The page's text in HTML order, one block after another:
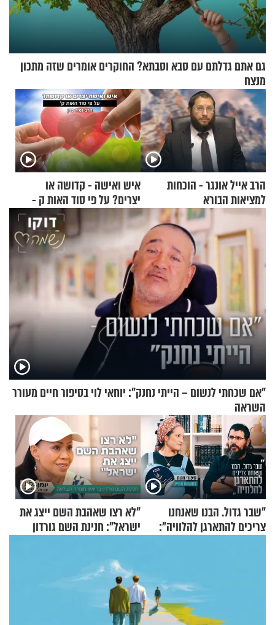
גם אתם גדלתם עם סבא וסבתא? החוקרים אומרים שזה מתכון
מנצח
הרב אייל אונגר - הוכחות
למציאות הבורא
איש ואישה - קדושה או
יצרים? על פי סוד האות ק -
הרב זמיר כהן
"אם שכחתי לנשום – הייתי נחנק": יוחאי לוי בסיפור חיים מעורר
השראה
"שבר גדול. הבנו שאנחנו
צריכים להתארגן להלוויה":
"לא רצו שאהבת השם ייצג את
ישראל": חנינת השם גורדון